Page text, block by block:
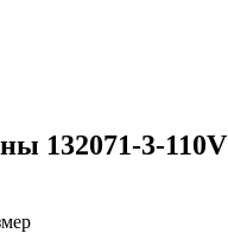
132071-3-110V